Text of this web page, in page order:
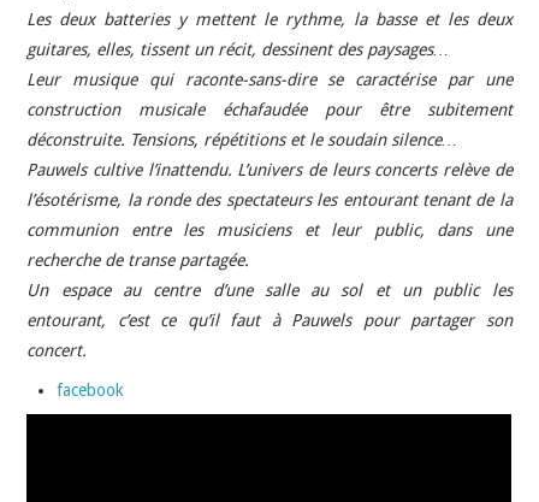
Les deux batteries y mettent le rythme, la basse et les deux
guitares, elles, tissent un récit, dessinent des paysages…
Leur musique qui raconte-sans-dire se caractérise par une
construction musicale échafaudée pour être subitement
déconstruite. Tensions, répétitions et le soudain silence…
Pauwels cultive l’inattendu. L’univers de leurs concerts relève de
l’ésotérisme, la ronde des spectateurs les entourant tenant de la
communion entre les musiciens et leur public, dans une
recherche de transe partagée.
Un espace au centre d’une salle au sol et un public les
entourant, c’est ce qu’il faut à Pauwels pour partager son
concert.
facebook